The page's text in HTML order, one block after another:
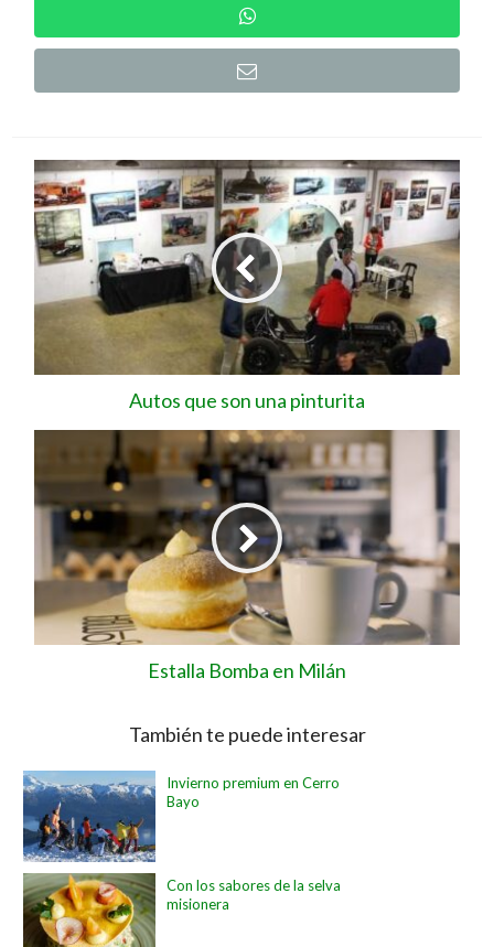
Autos que son una pinturita
Estalla Bomba en Milán
También te puede interesar
Invierno premium en Cerro
Bayo
Con los sabores de la selva
misionera